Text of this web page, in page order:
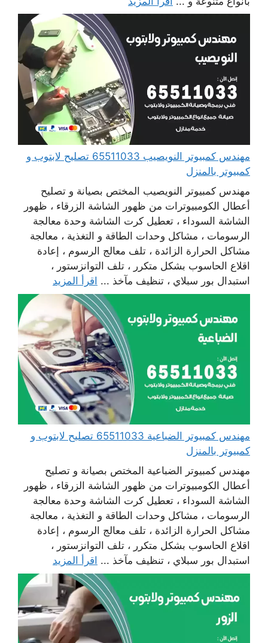
مهندس كمبيوتر النويصيب 65511033 تصليح لابتوب و
كمبيوتر بالمنزل
مهندس كمبيوتر النويصيب المختص بصيانة و تصليح
أعطال الكومبيوترات من ظهور الشاشة الزرقاء ، ظهور
الشاشة السوداء ، تعطيل كرت الشاشة وحدة معالجة
الرسومات ، مشاكل وحدات الطاقة و التغذية ، معالجة
مشاكل الحرارة الزائدة ، تلف معالج الرسوم ، إعادة
اقلاع الحاسوب بشكل متكرر ، تلف التوانزستور ،
استبدال بور سبلاي ، تنظيف مآخذ ... اقرأ المزيد
مهندس كمبيوتر الضباعية 65511033 تصليح لابتوب و
كمبيوتر بالمنزل
مهندس كمبيوتر الضباعية المختص بصيانة و تصليح
أعطال الكومبيوترات من ظهور الشاشة الزرقاء ، ظهور
الشاشة السوداء ، تعطيل كرت الشاشة وحدة معالجة
الرسومات ، مشاكل وحدات الطاقة و التغذية ، معالجة
مشاكل الحرارة الزائدة ، تلف معالج الرسوم ، إعادة
اقلاع الحاسوب بشكل متكرر ، تلف التوانزستور ،
استبدال بور سبلاي ، تنظيف مآخذ ... اقرأ المزيد